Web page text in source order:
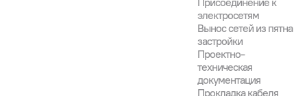
электросетям
Вынос сетей из пятна
застройки
Проектно-
техническая
документация
Прокладка кабеля